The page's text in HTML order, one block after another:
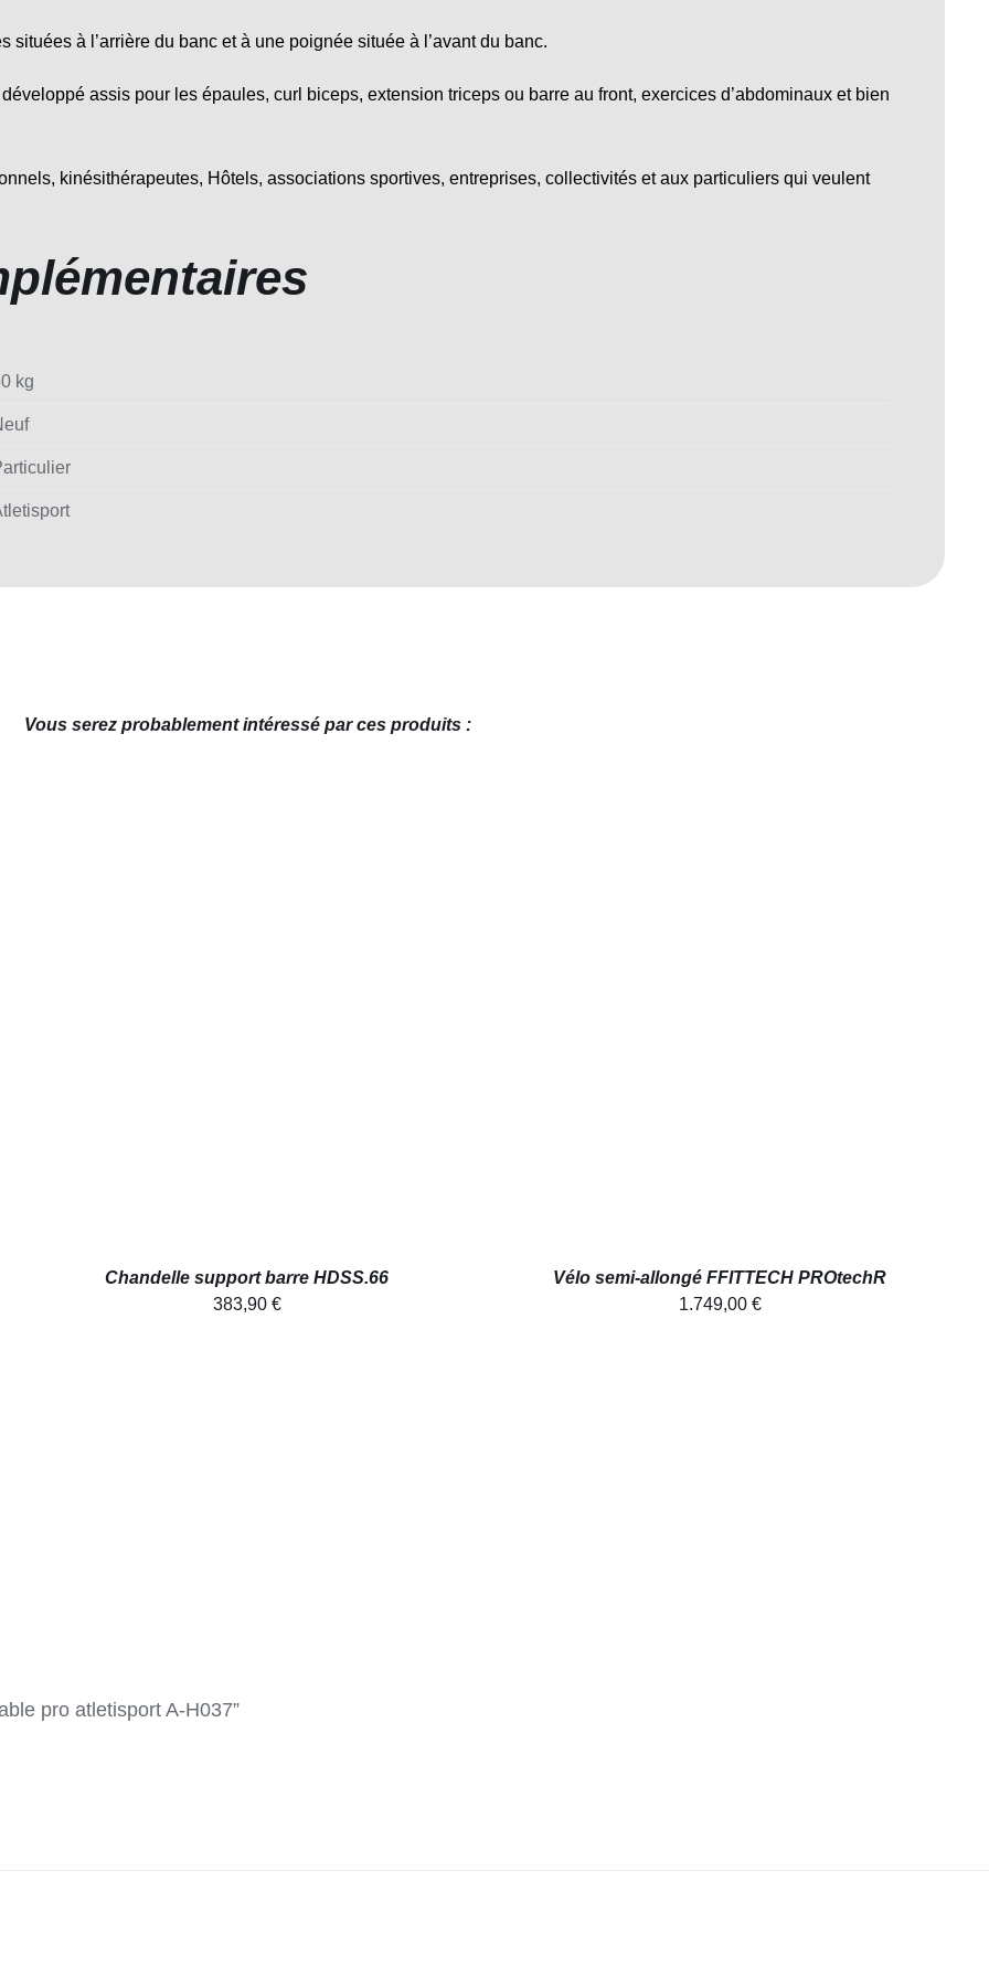
situées à l’arrière du banc et à une poignée située à l’avant du banc.
assis pour les épaules, curl biceps, extension triceps ou barre au front, exercices d’abdominaux et bien
kinésithérapeutes, Hôtels, associations sportives, entreprises, collectivités et aux particuliers qui veulent
kg
Vous serez probablement intéressé par ces produits :
Chandelle support barre HDSS.66
383,90 €
Vélo semi-allongé FFITTECH PROtechR
1.749,00 €
pro atletisport A-H037”